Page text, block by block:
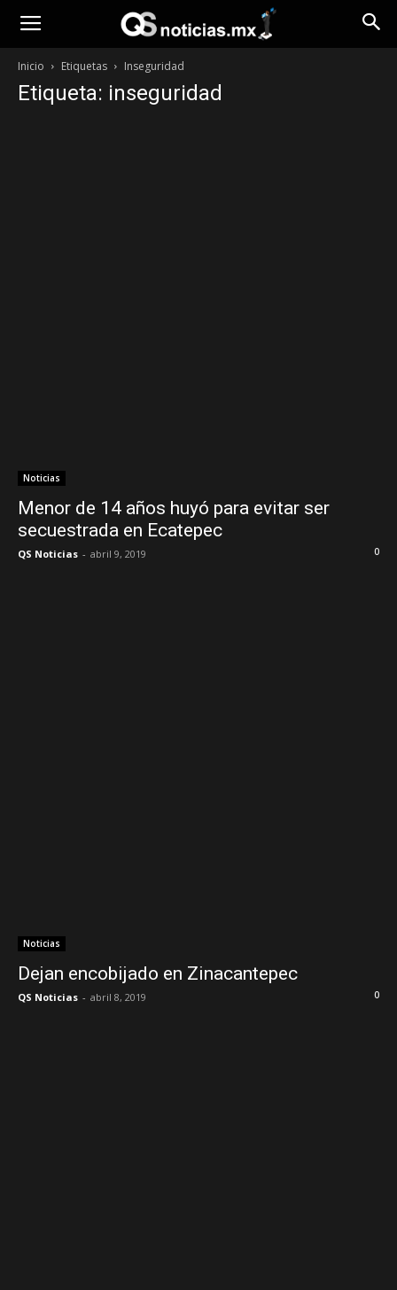
Inicio Etiquetas Inseguridad
Etiqueta: inseguridad
Noticias
Menor de 14 años huyó para evitar ser
secuestrada en Ecatepec
QS Noticias - abril 9, 2019 0
Noticias
Dejan encobijado en Zinacantepec
QS Noticias - abril 8, 2019 0